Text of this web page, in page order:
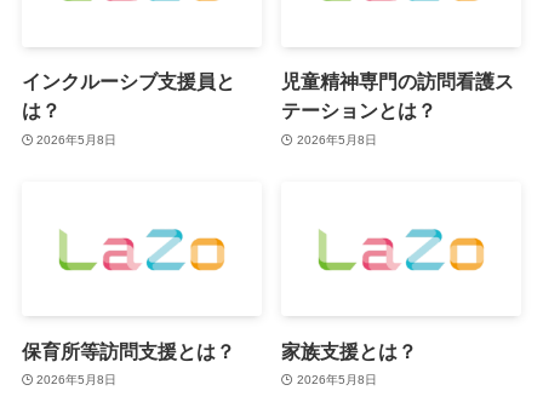
インクルーシブ支援員と
は？
2026年5月8日
児童精神専門の訪問看護ス
テーションとは？
2026年5月8日
保育所等訪問支援とは？
2026年5月8日
家族支援とは？
2026年5月8日